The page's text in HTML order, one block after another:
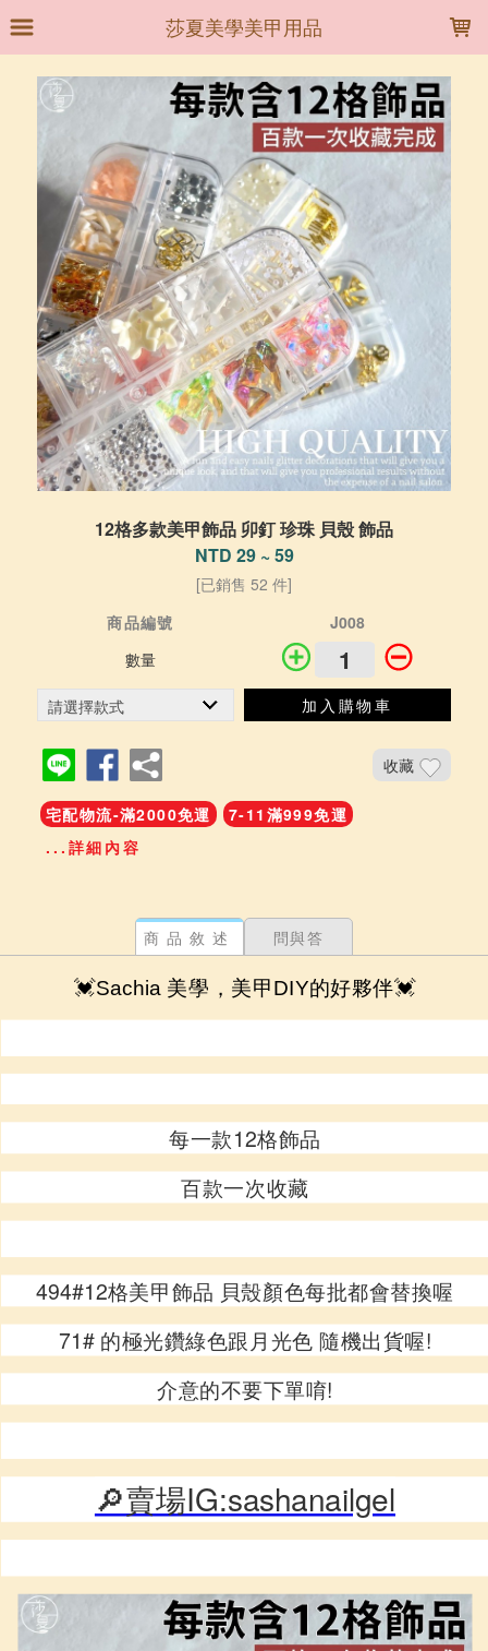
莎夏美學美甲用品
12格多款美甲飾品 卯釘 珍珠 貝殼 飾品
NTD 29 ~ 59
[已銷售 52 件]
商品編號
J008
數量
加入購物車
收藏
宅配物流-滿2000免運
7-11滿999免運
...詳細內容
商品敘述 問與答